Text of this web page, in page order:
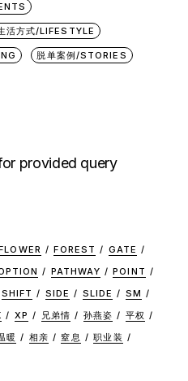
活方式/LIFESTYLE
脱单案例/STORIES
provided query
FOREST
GATE
PATHWAY
POINT
SHIFT SIDE SLIDE
SM
XP 兄弟情 孙燕姿
平权
暖 相亲 窒息
职业装